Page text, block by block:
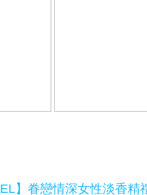
】眷戀情深女性淡香精